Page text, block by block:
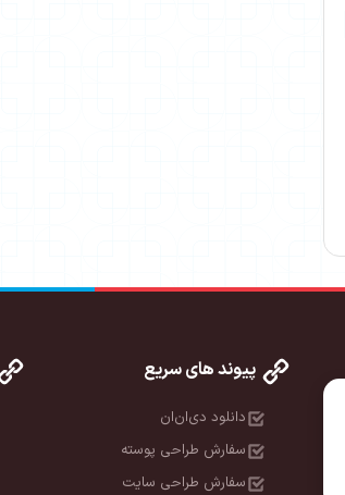
پیوند های سریع
دانلود دی‌ان‌ان
سفارش طراحی پوسته
سفارش طراحی سایت